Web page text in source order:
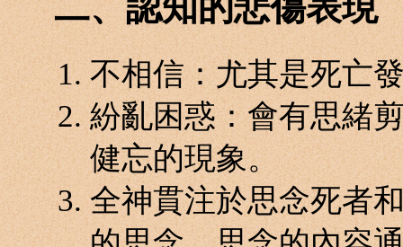
二、認知的悲傷表現
不相信：尤其是死亡
紛亂困惑：會有思緒
健忘的現象。
全神貫注於思念死者